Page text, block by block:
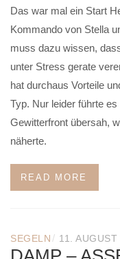
Das war mal ein Start
Kommando von Stella
muss dazu wissen,
unter Stress gerate
hat durchaus Vorteile
Typ. Nur leider führte
Gewitterfront übersah,
näherte.
READ MORE
SEGELN / 11. AUGUST